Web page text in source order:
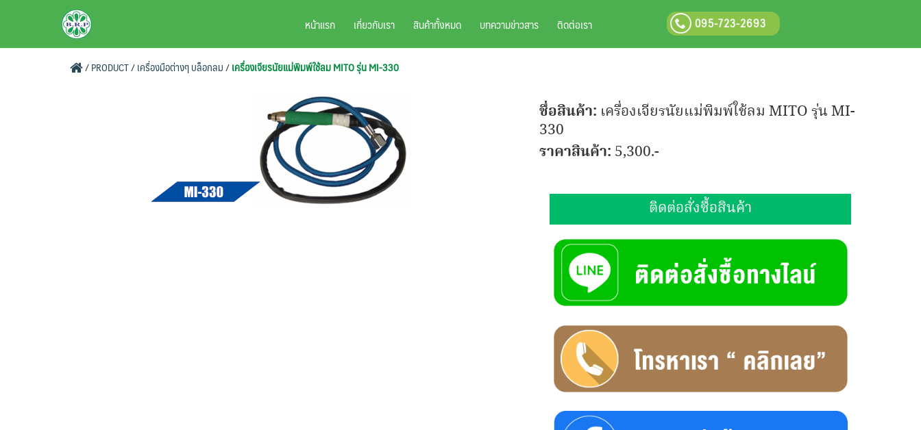
BRPAUTO.COM 095-723-2693
หน้าแรก เกี่ยวกับเรา สินค้าทั้งหมด บทความข่าวสาร ติดต่อเรา
/PRODUCT/เครื่องมือต่างๆ บล็อกลม/เครื่องเจียรนัยแม่พิมพ์ใช้ลม MITO รุ่น MI-330
ชื่อสินค้า: เครื่องเจียรนัยแม่พิมพ์ใช้ลม MITO รุ่น MI-
330
ราคาสินค้า: 5,300.-
ติดต่อสั่งซื้อสินค้า